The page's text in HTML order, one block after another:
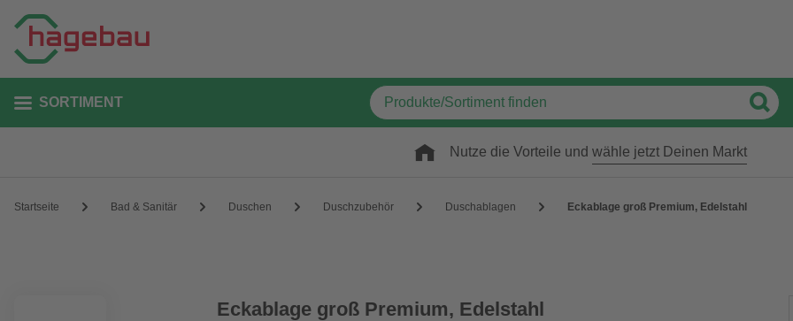
SORTIMENT
Nutze die Vorteile und wähle jetzt Deinen Markt
Startseite Bad & Sanitär Duschen Duschzubehör Duschablagen Eckablage groß Premium, Edelstahl
Eckablage groß Premium, Edelstahl